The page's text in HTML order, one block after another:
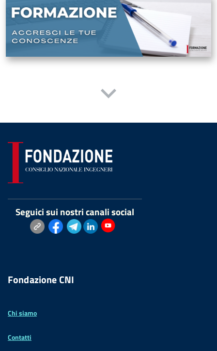
Seguici sui nostri canali social
Fondazione CNI
Chi siamo
Contatti